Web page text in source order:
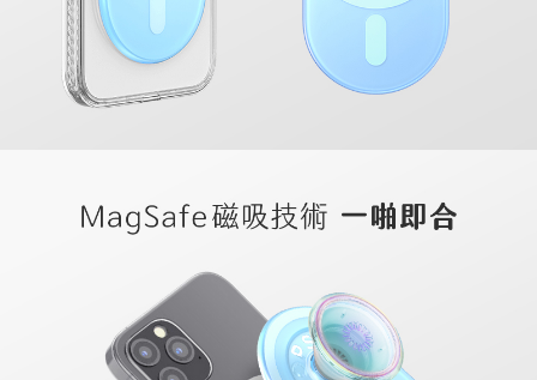
１．透過由恩沛科技股份有限公司提供之「AFTEE先享後付」服務完成之交
易，需依本服務之必要範圍內提供個人資料，並將交易相關給付款項請求債
權轉讓予恩沛科技股份有限公司。
２．關於個人資料處理事宜，請瀏覽以下網址：
https://aftee.tw/terms/#terms3
時審查核予不同之上限額度；若仍有額度不足之情形，本公司將視審查結果
請求用戶進行身份認證。
恩沛科技股份有限公司將有權停止該用戶之使用額度並採取法律行動。
每筆NT$63，滿NT$499(含以上)免運費
離島配送
每筆NT$100